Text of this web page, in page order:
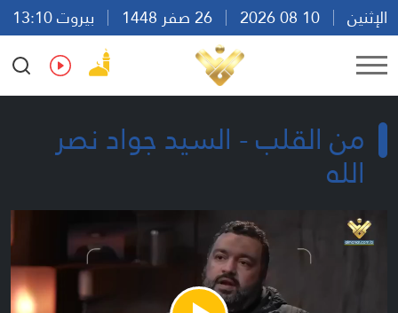
الإثنين
بيروت 13:10
Ar
En Fr Es
من القلب - السيد جواد نصر
الله